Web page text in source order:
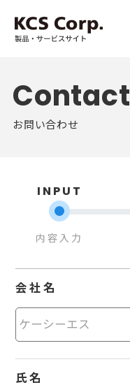
Contact
お問い合わせ
INPUT
内容入力
会社名
氏名